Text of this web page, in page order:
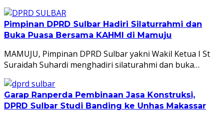
Pimpinan DPRD Sulbar Hadiri Silaturrahmi dan
Buka Puasa Bersama KAHMI di Mamuju
MAMUJU, Pimpinan DPRD Sulbar yakni Wakil Ketua I St
Suraidah Suhardi menghadiri silaturahmi dan buka…
Garap Ranperda Pembinaan Jasa Konstruksi,
DPRD Sulbar Studi Banding ke Unhas Makassar